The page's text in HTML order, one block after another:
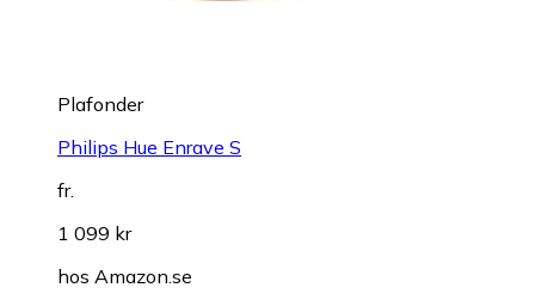
Plafonder
Philips Hue Enrave S
fr.
1 099 kr
hos Amazon.se